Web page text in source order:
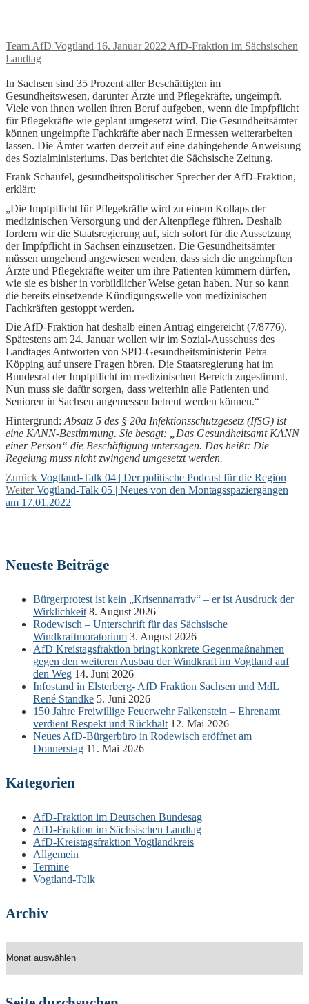
Team AfD Vogtland 16. Januar 2022 AfD-Fraktion im Sächsischen
Landtag
In Sachsen sind 35 Prozent aller Beschäftigten im
Gesundheitswesen, darunter Ärzte und Pflegekräfte, ungeimpft.
Viele von ihnen wollen ihren Beruf aufgeben, wenn die Impfpflicht
für Pflegekräfte wie geplant umgesetzt wird. Die Gesundheitsämter
können ungeimpfte Fachkräfte aber nach Ermessen weiterarbeiten
lassen. Die Ämter warten derzeit auf eine dahingehende Anweisung
des Sozialministeriums. Das berichtet die Sächsische Zeitung.
Frank Schaufel, gesundheitspolitischer Sprecher der AfD-Fraktion,
erklärt:
„Die Impfpflicht für Pflegekräfte wird zu einem Kollaps der
medizinischen Versorgung und der Altenpflege führen. Deshalb
fordern wir die Staatsregierung auf, sich sofort für die Aussetzung
der Impfpflicht in Sachsen einzusetzen. Die Gesundheitsämter
müssen umgehend angewiesen werden, dass sich die ungeimpften
Ärzte und Pflegekräfte weiter um ihre Patienten kümmern dürfen,
wie sie es bisher in vorbildlicher Weise getan haben. Nur so kann
die bereits einsetzende Kündigungswelle von medizinischen
Fachkräften gestoppt werden.
Die AfD-Fraktion hat deshalb einen Antrag eingereicht (7/8776).
Spätestens am 24. Januar wollen wir im Sozial-Ausschuss des
Landtages Antworten von SPD-Gesundheitsministerin Petra
Köpping auf unsere Fragen hören. Die Staatsregierung hat im
Bundesrat der Impfpflicht im medizinischen Bereich zugestimmt.
Nun muss sie dafür sorgen, dass weiterhin alle Patienten und
Senioren in Sachsen angemessen betreut werden können.“
Hintergrund: Absatz 5 des § 20a Infektionsschutzgesetz (IfSG) ist
eine KANN-Bestimmung. Sie besagt: „Das Gesundheitsamt KANN
einer Person“ die Beschäftigung untersagen. Das heißt: Die
Regelung muss nicht zwingend umgesetzt werden.
Beitragsnavigation
Zurück Vorheriger
Beitrag:
Vogtland-Talk 04 | Der politische Podcast für die Region
Weiter Nächster
Beitrag:
Vogtland-Talk 05 | Neues von den Montagsspaziergängen
am 17.01.2022
Neueste Beiträge
Bürgerprotest ist kein „Krisennarrativ“ – er ist Ausdruck der
Wirklichkeit 8. August 2026
Rodewisch – Unterschrift für das Sächsische
Windkraftmoratorium 3. August 2026
AfD Kreistagsfraktion bringt konkrete Gegenmaßnahmen
gegen den weiteren Ausbau der Windkraft im Vogtland auf
den Weg 14. Juni 2026
Infostand in Elsterberg- AfD Fraktion Sachsen und MdL
René Standke 5. Juni 2026
150 Jahre Freiwillige Feuerwehr Falkenstein – Ehrenamt
verdient Respekt und Rückhalt 12. Mai 2026
Neues AfD-Bürgerbüro in Rodewisch eröffnet am
Donnerstag 11. Mai 2026
Kategorien
AfD-Fraktion im Deutschen Bundesag
AfD-Fraktion im Sächsischen Landtag
AfD-Kreistagsfraktion Vogtlandkreis
Allgemein
Termine
Vogtland-Talk
Archiv